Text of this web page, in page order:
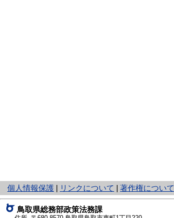
個人情報保護
と
り
ネ
ッ
リンクについて 著作権について
鳥取県総務部政策法務課